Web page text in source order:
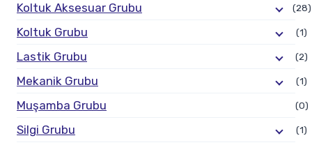
Koltuk Aksesuar Grubu (28)
Koltuk Grubu (1)
Lastik Grubu (2)
Mekanik Grubu (1)
Muşamba Grubu (0)
Silgi Grubu (1)